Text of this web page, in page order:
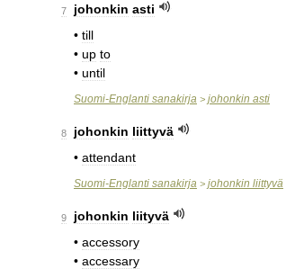
7 johonkin asti
• till
• up to
• until
Suomi-Englanti sanakirja > johonkin asti
8 johonkin liittyvä
• attendant
Suomi-Englanti sanakirja > johonkin liittyvä
9 johonkin liityvä
• accessory
• accessary